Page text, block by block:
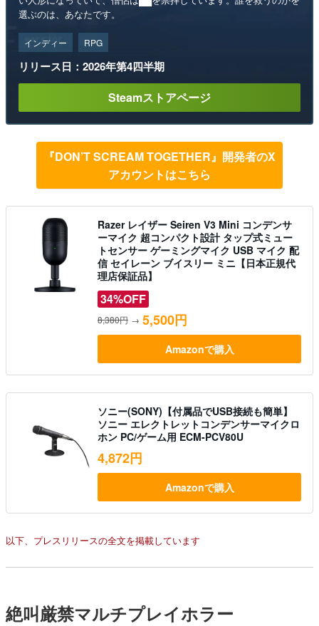
選ぶのは、あなたです。
インディー RPG
リリース日：2026年第4四半期
Steamストアページ
『DON’T SCREAM TOGETHER』開発者のX
アカウントはこちら
Razer レイザー Seiren V3 Mini コンデンサ
ーマイク 超コンパクト設計 タップ式ミュー
トセンサー ゲーミングマイク USB マイク 配
信 セイレーン ブイスリー ミニ【日本正規代
理店保証品】
34%OFF
8,380円 → 5,500円
Amazonで購入
ソニー(SONY)【付属品でUSB接続も簡単】
ソニー エレクトレットコンデンサーマイクロ
ホン PC/ゲーム用 ECM-PCV80U
4,872円
Amazonで購入
以下、プレスリリースの全文を掲載しています
絶叫厳禁マルチプレイホラー